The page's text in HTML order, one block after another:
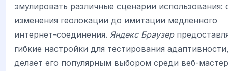
эмулировать различные сценарии использования:
изменения геолокации до имитации медленного
интернет-соединения. Яндекс Браузер
гибкие настройки для тестирования
делает его популярным выбором среди веб-